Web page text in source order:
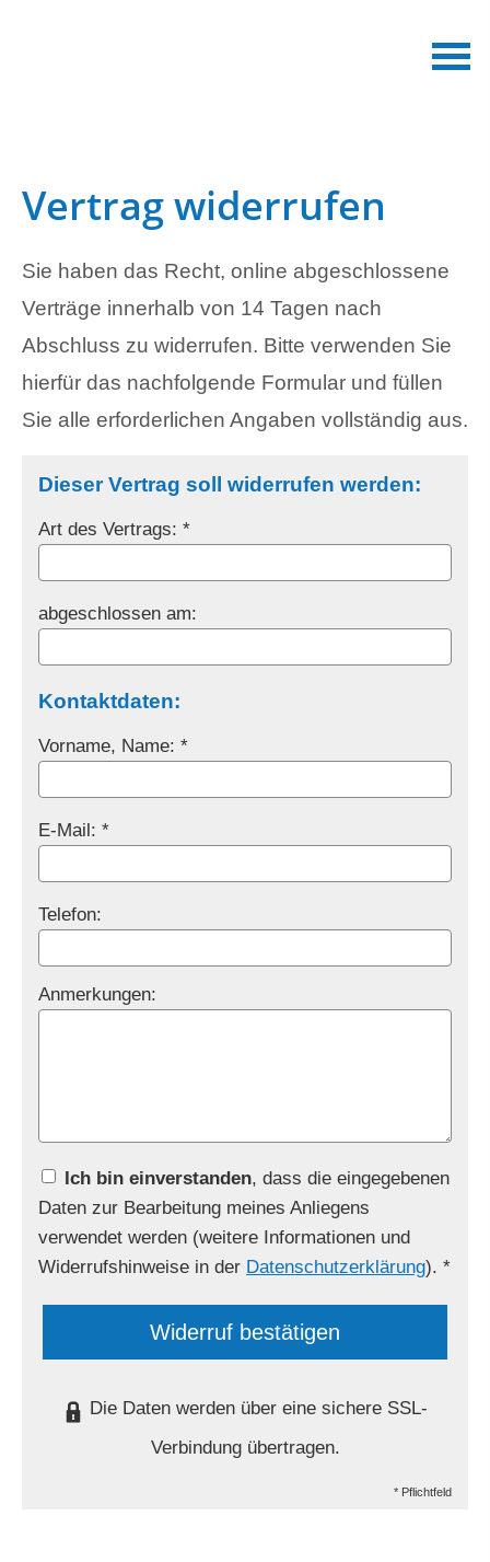
Vertrag widerrufen
Sie haben das Recht, online abgeschlossene
Verträge innerhalb von 14 Tagen nach
Abschluss zu widerrufen. Bitte verwenden Sie
hierfür das nachfolgende Formular und füllen
Sie alle erforderlichen Angaben vollständig aus.
Dieser Vertrag soll widerrufen werden:
Art des Vertrags: *
abgeschlossen am:
Kontaktdaten:
Vorname, Name: *
E-Mail: *
Telefon:
Anmerkungen:
Ich bin einverstanden, dass die eingegebenen
Daten zur Bearbeitung meines Anliegens
verwendet werden (weitere Informationen und
Widerrufshinweise in der Datenschutzerklärung). *
Widerruf bestätigen
Die Daten werden über eine sichere SSL-
Verbindung übertragen.
* Pflichtfeld